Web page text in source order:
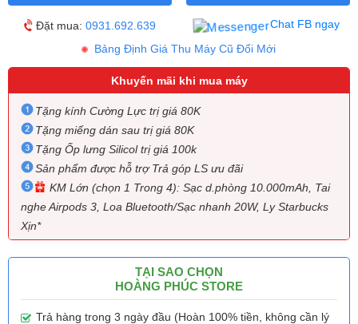
Đặt mua:0931.692.639
Chat FB ngay
Bảng Định Giá Thu Máy Cũ Đổi Mới
Khuyến mãi khi mua máy
Tặng kính Cường Lực trị giá 80K
Tặng miếng dán sau trị giá 80K
Tặng Ốp lưng Silicol trị giá 100k
Sản phẩm được hỗ trợ Trả góp LS ưu đãi
KM Lớn (chọn 1 Trong 4): Sạc d.phòng 10.000mAh, Tai
nghe Airpods 3, Loa Bluetooth/Sạc nhanh 20W, Ly Starbucks
Xịn*
TẠI SAO CHỌN
HOÀNG PHÚC STORE
Trả hàng trong 3 ngày đầu (Hoàn 100% tiền, không cần lý